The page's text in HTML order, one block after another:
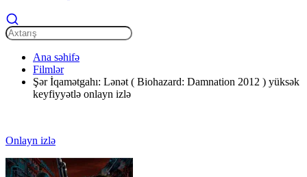
Ana səhifə
Filmlər
Şər İqamətgahı: Lənət ( Biohazard: Damnation 2012 ) yüksək
keyfiyyətlə onlayn izlə
Onlayn izlə